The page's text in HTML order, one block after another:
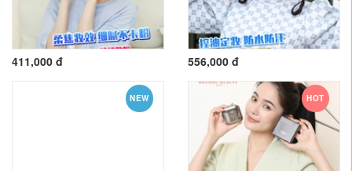
411,000 đ 556,000 đ
NEW HOT